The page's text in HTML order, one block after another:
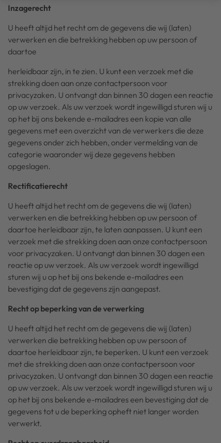
Inzagerecht
U heeft altijd het recht om de gegevens die wij (laten)
verwerken en die betrekking hebben op uw persoon of
daartoe
herleidbaar zijn, in te zien. U kunt een verzoek met die
strekking doen aan onze contactpersoon voor
privacyzaken. U ontvangt dan binnen 30 dagen een reactie
op uw verzoek. Als uw verzoek wordt ingewilligd sturen wij u
op het bij ons bekende e-mailadres een kopie van alle
gegevens met een overzicht van de verwerkers die deze
gegevens onder zich hebben, onder vermelding van de
categorie waaronder wij deze gegevens hebben
opgeslagen.
Rectificatierecht
U heeft altijd het recht om de gegevens die wij (laten)
verwerken en die betrekking hebben op uw persoon of
daartoe herleidbaar zijn, te laten aanpassen. U kunt een
verzoek met die strekking doen aan onze contactpersoon
voor privacyzaken. U ontvangt dan binnen 30 dagen een
reactie op uw verzoek. Als uw verzoek wordt ingewilligd
sturen wij u op het bij ons bekende e-mailadres een
bevestiging dat de gegevens zijn aangepast.
Recht op beperking van de verwerking
U heeft altijd het recht om de gegevens die wij (laten)
verwerken die betrekking hebben op uw persoon of
daartoe herleidbaar zijn, te beperken. U kunt een verzoek
met die strekking doen aan onze contactpersoon voor
privacyzaken. U ontvangt dan binnen 30 dagen een reactie
op uw verzoek. Als uw verzoek wordt ingewilligd sturen wij u
op het bij ons bekende e-mailadres een bevestiging dat de
gegevens tot u de beperking opheft niet langer worden
verwerkt.